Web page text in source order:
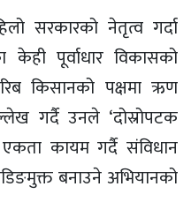
सरकारको नेतृत्व गर्दा
केही पूर्वाधार विकासको
किसानको पक्षमा ऋण
गर्दै उनले ‘दोस्रोपटक
एकता कायम गर्दै संविधान
बनाउने अभियानको